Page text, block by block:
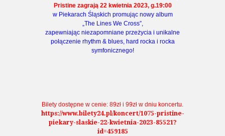
Pristine zagrają 22 kwietnia 2023, g.19:00
w Piekarach Śląskich promując nowy album
„The Lines We Cross”,
zapewniając niezapomniane przeżycia i unikalne
połączenie rhythm & blues, hard rocka i rocka
symfonicznego!
Bilety dostępne w cenie: 89zł i 99zł w dniu koncertu.
https://www.bilety24.pl/koncert/1075-pristine-
piekary-slaskie-22-kwietnia-2023-85521?
id=459185